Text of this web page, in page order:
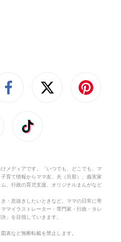
メディアです。「いつでも、どこでも、マ
育て情報からママ友、夫（旦那）、義実家
、行政の育児支援、オリジナルまんがなど
・息抜きしたいときなど、ママの日常に寄
マイラストレーター・専門家・行政・タレ
」を目指していきます。
表など無断転載を禁止します。